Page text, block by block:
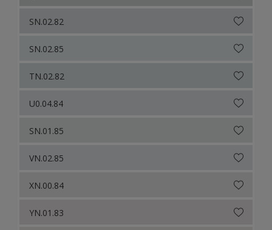
SN.02.82
SN.02.85
TN.02.82
U0.04.84
SN.01.85
VN.02.85
XN.00.84
YN.01.83